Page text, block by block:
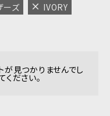
ーズ
IVORY
見つかりませんでし
ださい。